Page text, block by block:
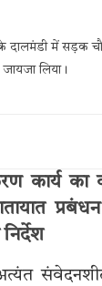
में सड़क
लिया।
कार्य का